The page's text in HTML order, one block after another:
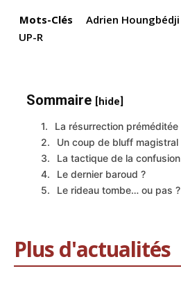
k
Mots-Clés Adrien Houngbédji
UP-R
Sommaire [hide]
La résurrection préméditée
Un coup de bluff magistral
La tactique de la confusion
Le dernier baroud ?
Le rideau tombe… ou pas ?
Plus d'actualités